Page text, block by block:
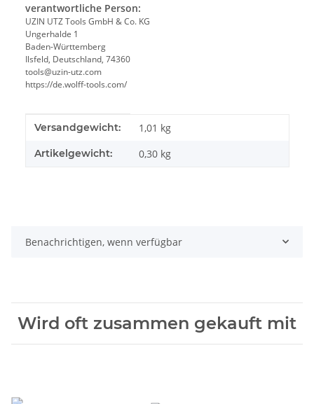
verantwortliche Person:
UZIN UTZ Tools GmbH & Co. KG
Ungerhalde 1
Baden-Württemberg
Ilsfeld, Deutschland, 74360
tools@uzin-utz.com
https://de.wolff-tools.com/
Produkteigenschaft
Wert
Versandgewicht: 1,01 kg
Artikelgewicht: 0,30 kg
Benachrichtigen, wenn verfügbar
Wird oft zusammen gekauft mit